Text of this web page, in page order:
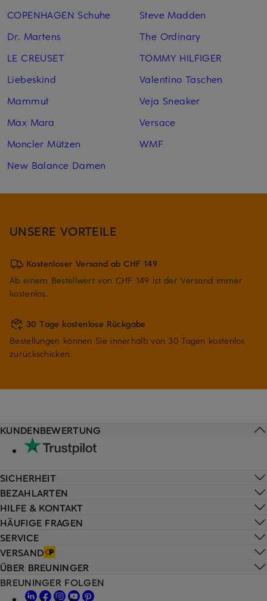
COPENHAGEN Schuhe
Dr. Martens
LE CREUSET
Liebeskind
Mammut
Max Mara
Moncler Mützen
New Balance Damen
Steve Madden
The Ordinary
TOMMY HILFIGER
Valentino Taschen
Veja Sneaker
Versace
WMF
UNSERE VORTEILE
Kostenloser Versand ab CHF 149
Ab einem Bestellwert von CHF 149 ist der Versand immer
kostenlos.
30 Tage kostenlose Rückgabe
Bestellungen können Sie innerhalb von 30 Tagen kostenlos
zurückschicken.
HILFE & KONTAKT
HÄUFIGE FRAGEN
SERVICE
VERSAND
KUNDENBEWERTUNG
SICHERHEIT
BEZAHLARTEN
ÜBER BREUNINGER
BREUNINGER FOLGEN